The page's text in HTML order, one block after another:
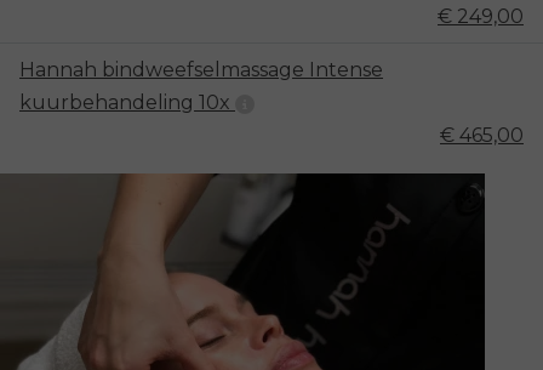
€ 249,00
Hannah bindweefselmassage Intense
kuurbehandeling 10x
€ 465,00